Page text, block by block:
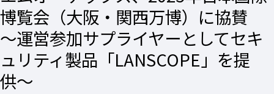
博覧会（大阪・関西万博）に協賛
〜運営参加サプライヤーとしてセキ
ュリティ製品「LANSCOPE」を提
供〜